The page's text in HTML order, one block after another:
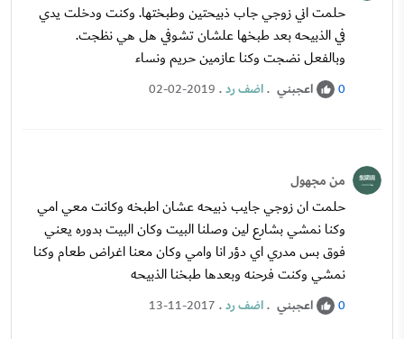
حلمت اني زوجي جاب ذبيحتين وطبختها. وكنت ودخلت يدي
في الذبيحه بعد طبخها علشان تشوفي هل هي نظجت.
وبالفعل نضجت وكنا عازمين حريم ونساء
0 اعجبني .اضف رد.
02-02-2019
من مجهول
حلمت ان زوجي جايب ذبيحه عشان اطبخه وكانت معي امي
وكنا نمشي بشارع لين وصلنا البيت وكان البيت بدوره يعني
فوق بس مدري اي دؤر انا وامي وكان معنا اغراض طعام وكنا
نمشي وكنت فرحنه وبعدها طبخنا الذبيحه
0 اعجبني .اضف رد.
13-11-2017